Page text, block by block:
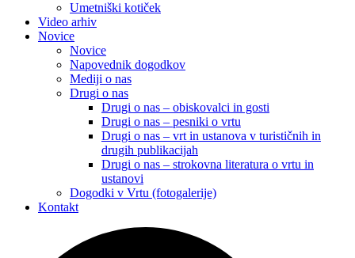
Umetniški kotiček
Video arhiv
Novice
Novice
Napovednik dogodkov
Mediji o nas
Drugi o nas
Drugi o nas – obiskovalci in gosti
Drugi o nas – pesniki o vrtu
Drugi o nas – vrt in ustanova v turističnih in
drugih publikacijah
Drugi o nas – strokovna literatura o vrtu in
ustanovi
Dogodki v Vrtu (fotogalerije)
Kontakt